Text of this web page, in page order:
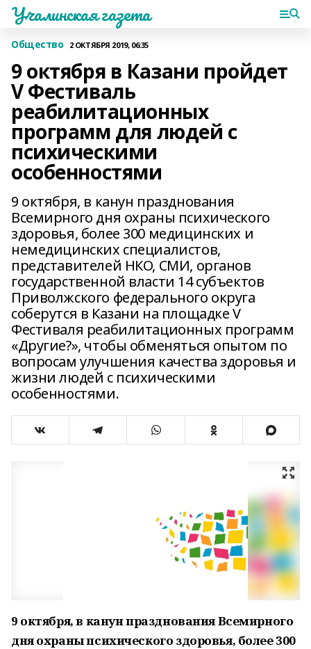
Учалинская газета
Общество 2 ОКТЯБРЯ 2019, 06:35
9 октября в Казани пройдет
V Фестиваль
реабилитационных
программ для людей с
психическими
особенностями
9 октября, в канун празднования
Всемирного дня охраны психического
здоровья, более 300 медицинских и
немедицинских специалистов,
представителей НКО, СМИ, органов
государственной власти 14 субъектов
Приволжского федерального округа
соберутся в Казани на площадке V
Фестиваля реабилитационных программ
«Другие?», чтобы обменяться опытом по
вопросам улучшения качества здоровья и
жизни людей с психическими
особенностями.
9 октября, в канун празднования Всемирного
дня охраны психического здоровья, более 300